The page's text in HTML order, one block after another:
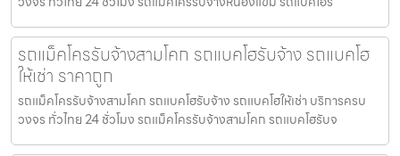
รถแม็คโครรับจ้างสามโคก รถแบคโฮรับจ้าง รถแบคโฮ
ให้เช่า ราคาถูก
รถแม็คโครรับจ้างสามโคก รถแบคโฮรับจ้าง รถแบคโฮให้เช่า บริการครบ
วงจร ทั่วไทย 24 ชั่วโมง รถแม็คโครรับจ้างสามโคก รถแบคโฮรับจ